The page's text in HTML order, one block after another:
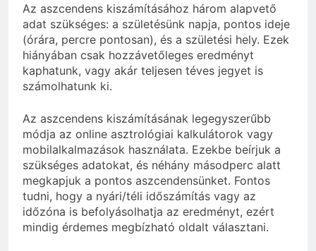
Az aszcendens kiszámításához három alapvető
adat szükséges: a születésünk napja, pontos ideje
(órára, percre pontosan), és a születési hely. Ezek
hiányában csak hozzávetőleges eredményt
kaphatunk, vagy akár teljesen téves jegyet is
számolhatunk ki.
Az aszcendens kiszámításának legegyszerűbb
módja az online asztrológiai kalkulátorok vagy
mobilalkalmazások használata. Ezekbe beírjuk a
szükséges adatokat, és néhány másodperc alatt
megkapjuk a pontos aszcendensünket. Fontos
tudni, hogy a nyári/téli időszámítás vagy az
időzóna is befolyásolhatja az eredményt, ezért
mindig érdemes megbízható oldalt választani.